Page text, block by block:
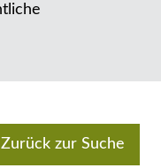
Zurück zur Suche